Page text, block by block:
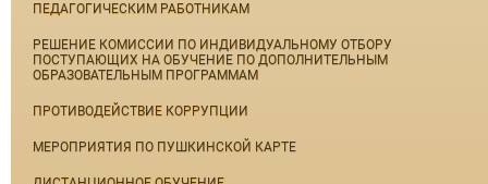
ПЕДАГОГИЧЕСКИМ РАБОТНИКАМ
РЕШЕНИЕ КОМИССИИ ПО ИНДИВИДУАЛЬНОМУ ОТБОРУ
ПОСТУПАЮЩИХ НА ОБУЧЕНИЕ ПО ДОПОЛНИТЕЛЬНЫМ
ОБРАЗОВАТЕЛЬНЫМ ПРОГРАММАМ
ПРОТИВОДЕЙСТВИЕ КОРРУПЦИИ
МЕРОПРИЯТИЯ ПО ПУШКИНСКОЙ КАРТЕ